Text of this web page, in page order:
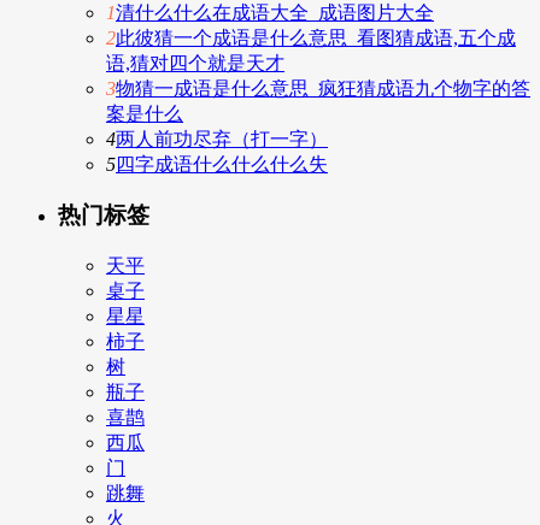
1清什么什么在成语大全_成语图片大全
2此彼猜一个成语是什么意思_看图猜成语,五个成
语,猜对四个就是天才
3物猜一成语是什么意思_疯狂猜成语九个物字的答
案是什么
4两人前功尽弃（打一字）
5四字成语什么什么什么失
热门标签
天平
桌子
星星
柿子
树
瓶子
喜鹊
西瓜
门
跳舞
火